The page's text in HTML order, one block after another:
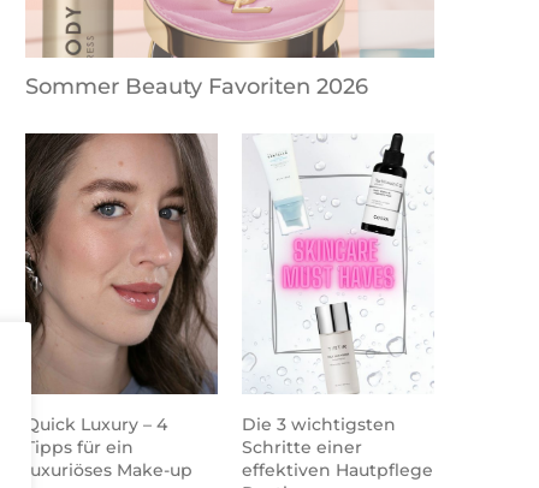
Sommer Beauty Favoriten 2026
Quick Luxury – 4
Tipps für ein
luxuriöses Make-up
Die 3 wichtigsten
Schritte einer
effektiven Hautpflege